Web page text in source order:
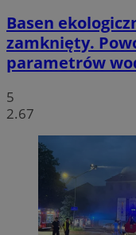
Basen
zamknięty.
parametrów
5
2.67